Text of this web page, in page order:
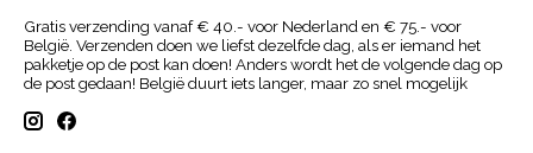
Gratis verzending vanaf € 40.- voor Nederland en € 75.- voor
België. Verzenden doen we liefst dezelfde dag, als er iemand het
pakketje op de post kan doen! Anders wordt het de volgende dag op
de post gedaan! België duurt iets langer, maar zo snel mogelijk